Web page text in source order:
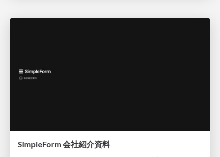
SimpleForm 会社紹介資料